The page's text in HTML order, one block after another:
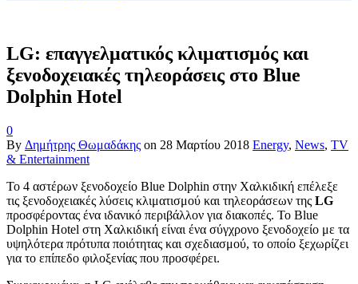
LG: επαγγελματικός κλιματισμός και
ξενοδοχειακές τηλεοράσεις στο Blue
Dolphin Hotel
0
By Δημήτρης Θωμαδάκης on 28 Μαρτίου 2018 Energy, News, TV
& Entertainment
Το 4 αστέρων ξενοδοχείο Blue Dolphin στην Χαλκιδική επέλεξε
τις ξενοδοχειακές λύσεις κλιματισμού και τηλεοράσεων της LG
προσφέροντας ένα ιδανικό περιβάλλον για διακοπές. Το Blue
Dolphin Hotel στη Χαλκιδική είναι ένα σύγχρονο ξενοδοχείο με τα
υψηλότερα πρότυπα ποιότητας και σχεδιασμού, το οποίο ξεχωρίζει
για το επίπεδο φιλοξενίας που προσφέρει.